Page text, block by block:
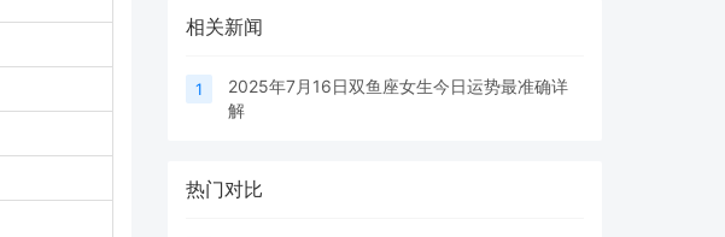
相关新闻
1
2025年7月16日双鱼座女生今日运势最准确详
解
热门对比